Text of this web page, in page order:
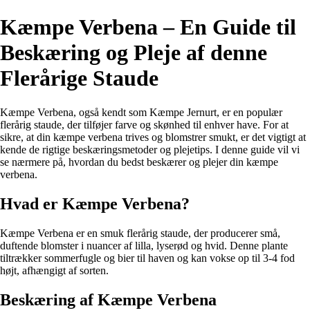
Kæmpe Verbena – En Guide til
Beskæring og Pleje af denne
Flerårige Staude
Kæmpe Verbena, også kendt som Kæmpe Jernurt, er en populær
flerårig staude, der tilføjer farve og skønhed til enhver have. For at
sikre, at din kæmpe verbena trives og blomstrer smukt, er det vigtigt at
kende de rigtige beskæringsmetoder og plejetips. I denne guide vil vi
se nærmere på, hvordan du bedst beskærer og plejer din kæmpe
verbena.
Hvad er Kæmpe Verbena?
Kæmpe Verbena er en smuk flerårig staude, der producerer små,
duftende blomster i nuancer af lilla, lyserød og hvid. Denne plante
tiltrækker sommerfugle og bier til haven og kan vokse op til 3-4 fod
højt, afhængigt af sorten.
Beskæring af Kæmpe Verbena